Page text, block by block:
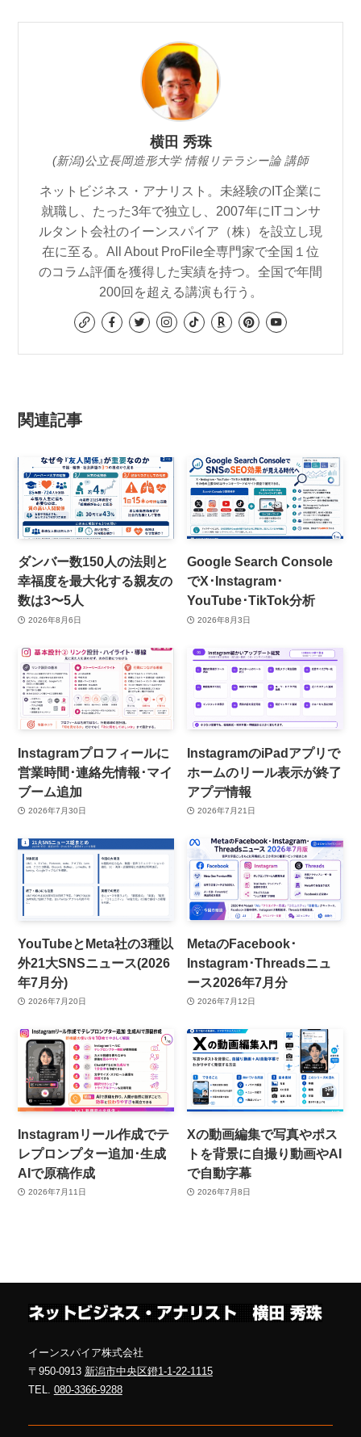
横田 秀珠
(新潟)公立長岡造形大学 情報リテラシー論 講師
ネットビジネス・アナリスト。未経験のIT企業に
就職し、たった3年で独立し、2007年にITコンサ
ルタント会社のイーンスパイア（株）を設立し現
在に至る。All About ProFile全専門家で全国１位
のコラム評価を獲得した実績を持つ。全国で年間
200回を超える講演も行う。
関連記事
ダンバー数150人の法則と
幸福度を最大化する親友の
数は3〜5人
2026年8月6日
Google Search Console
でX･Instagram･
YouTube･TikTok分析
2026年8月3日
Instagramプロフィールに
営業時間･連絡先情報･マイ
ブーム追加
2026年7月30日
InstagramのiPadアプリで
ホームのリール表示が終了
アプデ情報
2026年7月21日
YouTubeとMeta社の3種以
外21大SNSニュース(2026
年7月分)
2026年7月20日
MetaのFacebook･
Instagram･Threadsニュ
ース2026年7月分
2026年7月12日
Instagramリール作成でテ
レプロンプター追加･生成
AIで原稿作成
2026年7月11日
Xの動画編集で写真やポス
トを背景に自撮り動画やAI
で自動字幕
2026年7月8日
イーンスパイア株式会社
〒950-0913 新潟市中央区鐙1-1-22-1115
TEL. 080-3366-9288